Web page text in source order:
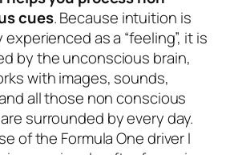
cues. Because intuition is
as a “feeling”, it is
by the unconscious brain,
with images, sounds,
all those non conscious
surrounded by every day.
of the Formula One driver I